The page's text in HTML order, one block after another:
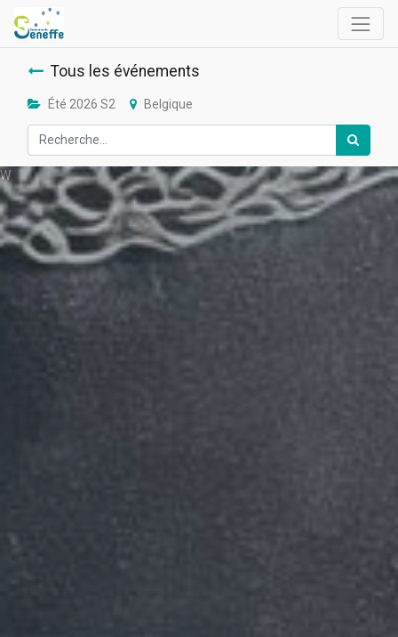
Tous les événements
Été 2026 S2 Belgique
W